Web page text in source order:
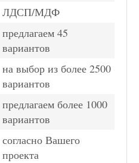
ЛДСП/МДФ
предлагаем 45
вариантов
на выбор из более 2500
вариантов
предлагаем более 1000
вариантов
согласно Вашего
проекта